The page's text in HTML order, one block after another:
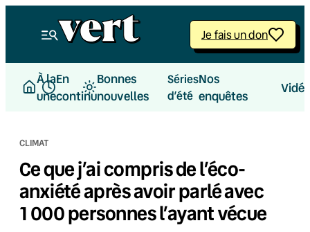
Je fais un don
À la
une
En
continu
Bonnes
nouvelles
Séries
d’été
Nos
enquêtes
CLIMAT
Ce que j’ai compris de l’éco-
anxiété après avoir parlé avec
1 000 personnes l’ayant vécue